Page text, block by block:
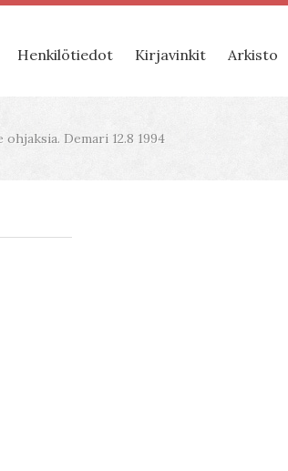
Henkilötiedot Kirjavinkit Arkisto
Demari 12.8 1994